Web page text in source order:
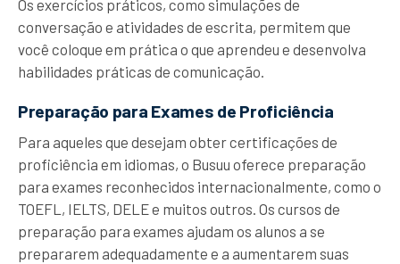
Os exercícios práticos, como simulações de
conversação e atividades de escrita, permitem que
você coloque em prática o que aprendeu e desenvolva
habilidades práticas de comunicação.
Preparação para Exames de Proficiência
Para aqueles que desejam obter certificações de
proficiência em idiomas, o Busuu oferece preparação
para exames reconhecidos internacionalmente, como o
TOEFL, IELTS, DELE e muitos outros. Os cursos de
preparação para exames ajudam os alunos a se
prepararem adequadamente e a aumentarem suas